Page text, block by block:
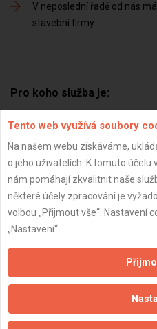
V neposlední řadě od nás
stavební firmy
Pro koho služba je:
Tato služba je pouze pro
Cena služby:
Na tuto službu se vztahuje
ceníku.
Tento web využívá soubory
Na našem webu získáváme,
o jeho uživatelích. K tomuto účelu
nám pomáhají zkvalitnit naše
některé účely zpracování je
volbou „Přijmout vše“. Nastavení
„Nastavení“.